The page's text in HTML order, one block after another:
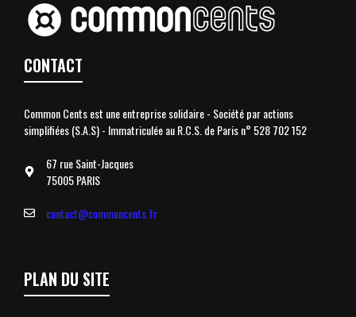
CONTACT
Common Cents est une entreprise solidaire - Société par actions
simplifiées (S.A.S) - Immatriculée au R.C.S. de Paris n° 528 702 152
67 rue Saint-Jacques
75005 PARIS
contact@commoncents.fr
PLAN DU SITE